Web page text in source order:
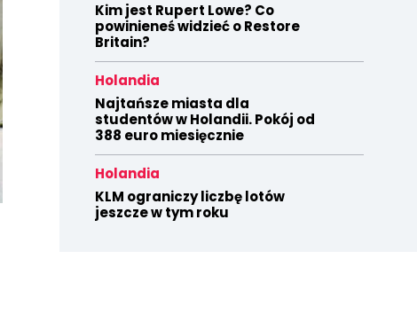
Kim jest Rupert Lowe? Co
powinieneś widzieć o Restore
Britain?
Holandia
Najtańsze miasta dla
studentów w Holandii. Pokój od
388 euro miesięcznie
Holandia
KLM ograniczy liczbę lotów
jeszcze w tym roku